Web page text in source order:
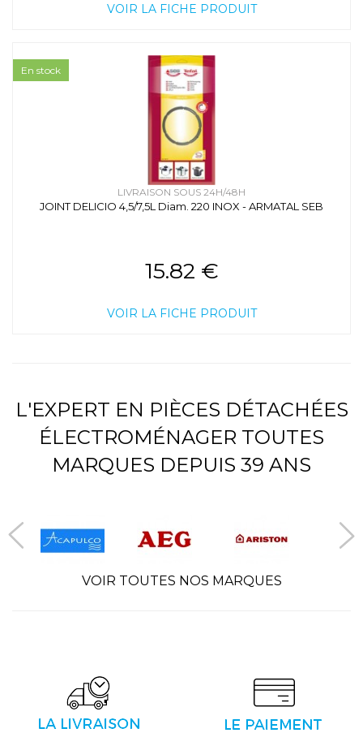
VOIR LA FICHE PRODUIT
LIVRAISON SOUS 24H/48H
JOINT DELICIO 4,5/7,5L Diam. 220 INOX - ARMATAL SEB
15.82 €
VOIR LA FICHE PRODUIT
En stock
L'EXPERT EN PIÈCES DÉTACHÉES
ÉLECTROMÉNAGER TOUTES
MARQUES DEPUIS 39 ANS
VOIR TOUTES NOS MARQUES